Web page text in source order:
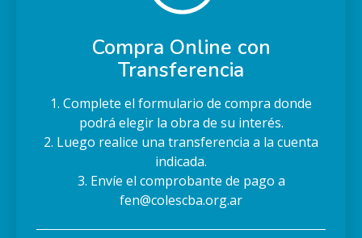
Compra Online con
Transferencia
1. Complete el formulario de compra donde
podrá elegir la obra de su interés.
2. Luego realice una transferencia a la cuenta
indicada.
3. Envíe el comprobante de pago a
fen@colescba.org.ar